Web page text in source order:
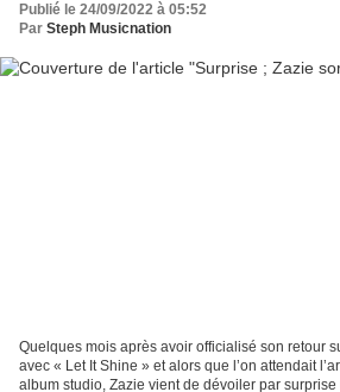
Publié le 24/09/2022 à 05:52
Par Steph Musicnation
Quelques mois après avoir officialisé son retour
avec « Let It Shine » et alors que l’on attendait
album studio, Zazie vient de dévoiler par surprise